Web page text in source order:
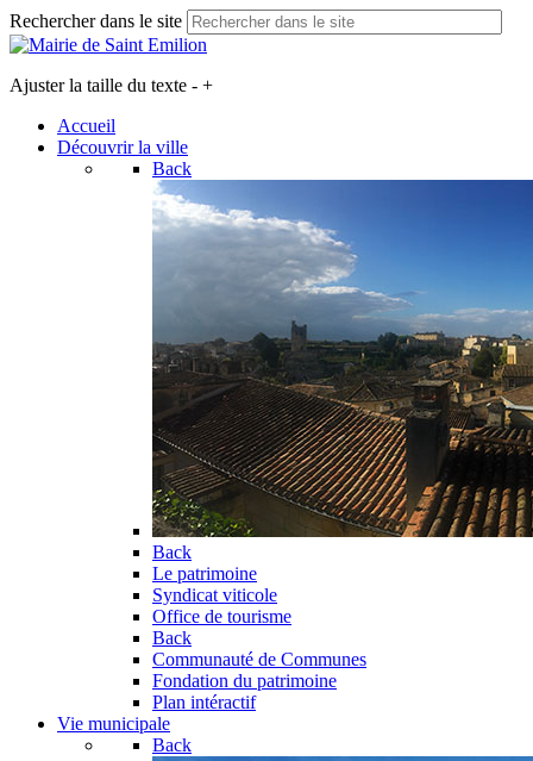
Rechercher dans le site
Ajuster la taille du texte - +
Accueil
Découvrir la ville
Back
Back
Le patrimoine
Syndicat viticole
Office de tourisme
Back
Communauté de Communes
Fondation du patrimoine
Plan intéractif
Vie municipale
Back